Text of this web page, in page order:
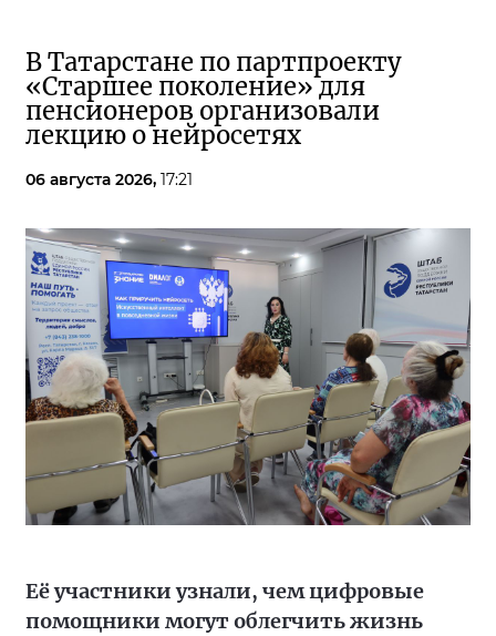
В Татарстане по партпроекту
«Старшее поколение» для
пенсионеров организовали
лекцию о нейросетях
06 августа 2026, 17:21
Её участники узнали, чем цифровые
помощники могут облегчить жизнь